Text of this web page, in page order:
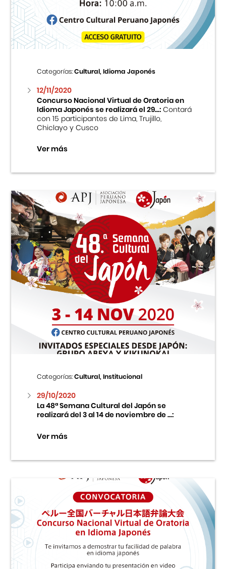
Centro Cultural Peruano Japonés
Cursos
Museo de la Inmigración Japonesa
Fondo Editorial
Teatro Peruano Japonés
Categorías:Cultural, Idioma Japonés
12/11/2020
Concurso Nacional Virtual de Oratoria en
Idioma Japonés se realizará el 29...:Contará
con 15 participantes de Lima, Trujillo,
Chiclayo y Cusco
Ver más
Categorías:Cultural, Institucional
29/10/2020
La 48ª Semana Cultural del Japón se
realizará del 3 al 14 de noviembre de ...:
Ver más